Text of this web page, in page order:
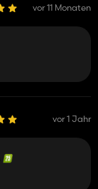
vor 11 Monaten
vor 1 Jahr